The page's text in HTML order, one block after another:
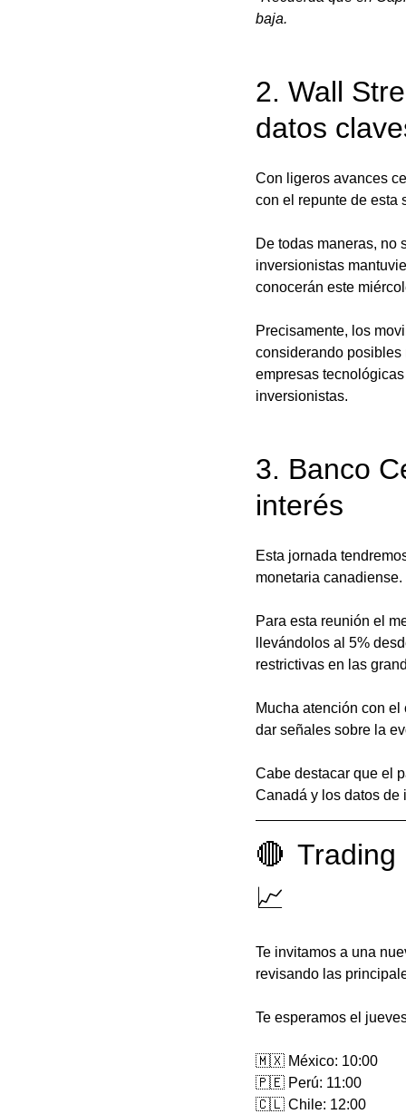
baja.
2. Wall
datos
Con ligeros avances
con el repunte de esta
De todas maneras, no
inversionistas
conocerán este
Precisamente, los
considerando posibles
empresas
inversionistas.
3. Banco
interés
Esta jornada
monetaria canadiense.
Para esta reunión el
llevándolos al 5%
restrictivas en las
Mucha atención con
dar señales sobre la
Cabe destacar que el
Canadá y los datos de
🔴 Trading
📈
Te invitamos a una
revisando las
Te esperamos el
🇲🇽 México: 10:00
🇵🇪 Perú: 11:00
🇨🇱 Chile: 12:00